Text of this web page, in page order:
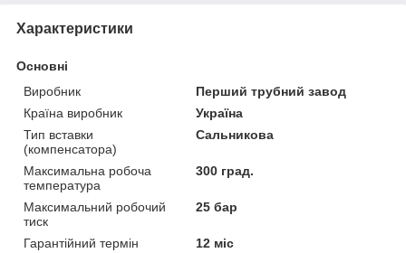
Характеристики
Основні
Виробник
Перший трубний завод
Країна виробник
Україна
Тип вставки
(компенсатора)
Сальникова
Максимальна робоча
температура
300 град.
Максимальний робочий
тиск
25 бар
Гарантійний термін 12 міс